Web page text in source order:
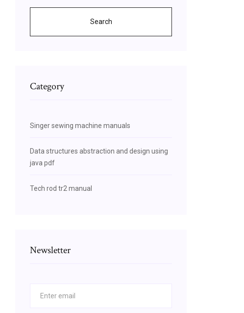
Search
Category
Singer sewing machine manuals
Data structures abstraction and design using
java pdf
Tech rod tr2 manual
Newsletter